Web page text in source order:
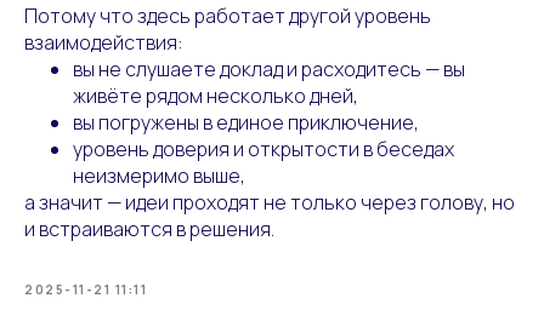
Потому что здесь работает другой уровень
взаимодействия:
вы не слушаете доклад и расходитесь — вы
живёте рядом несколько дней,
вы погружены в единое приключение,
уровень доверия и открытости в беседах
неизмеримо выше,
а значит — идеи проходят не только через голову, но
и встраиваются в решения.
2025-11-21 11:11